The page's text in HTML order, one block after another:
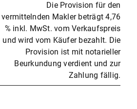
Die Provision für den
vermittelnden Makler beträgt 4,76
% inkl. MwSt. vom Verkaufspreis
und wird vom Käufer bezahlt. Die
Provision ist mit notarieller
Beurkundung verdient und zur
Zahlung fällig.